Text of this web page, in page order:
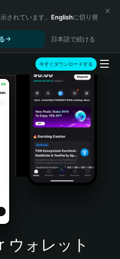
されています。 Englishに切り替
日本語で続ける
今すぐダウンロードする
ウォレット